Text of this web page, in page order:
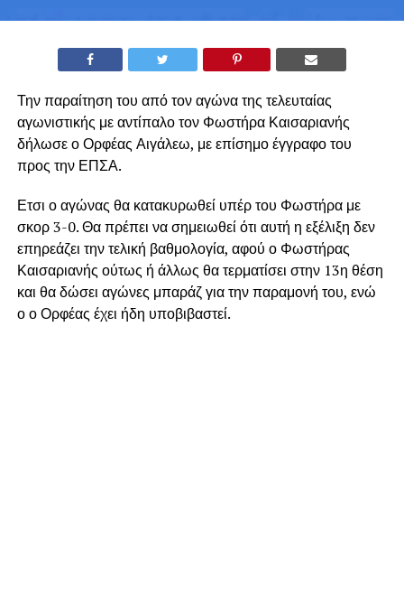
Την παραίτηση του από τον αγώνα της τελευταίας
αγωνιστικής με αντίπαλο τον Φωστήρα Καισαριανής
δήλωσε ο Ορφέας Αιγάλεω, με επίσημο έγγραφο του
προς την ΕΠΣΑ.
Ετσι ο αγώνας θα κατακυρωθεί υπέρ του Φωστήρα με
σκορ 3-0. Θα πρέπει να σημειωθεί ότι αυτή η εξέλιξη δεν
επηρεάζει την τελική βαθμολογία, αφού ο Φωστήρας
Καισαριανής ούτως ή άλλως θα τερματίσει στην 13η θέση
και θα δώσει αγώνες μπαράζ για την παραμονή του, ενώ
ο ο Ορφέας έχει ήδη υποβιβαστεί.